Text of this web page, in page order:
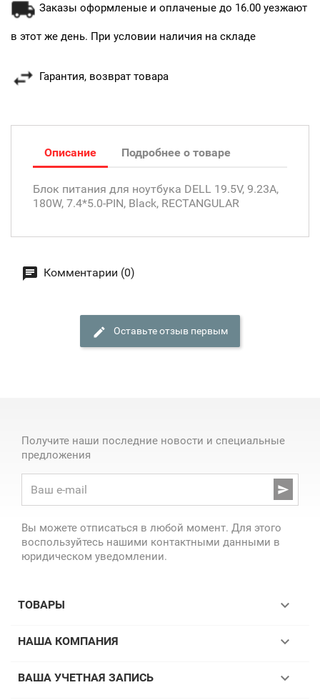
Заказы оформленые и оплаченые до 16.00 уезжают
в этот же день. При условии наличия на складе
Гарантия, возврат товара
Описание Подробнее о товаре
Блок питания для ноутбука DELL 19.5V, 9.23A,
180W, 7.4*5.0-PIN, Black, RECTANGULAR
Комментарии (0)
Оставьте отзыв первым
Получите наши последние новости и специальные
предложения

Вы можете отписаться в любой момент. Для этого
воспользуйтесь нашими контактными данными в
юридическом уведомлении.
ТОВАРЫ 
НАША КОМПАНИЯ 
ВАША УЧЕТНАЯ ЗАПИСЬ 